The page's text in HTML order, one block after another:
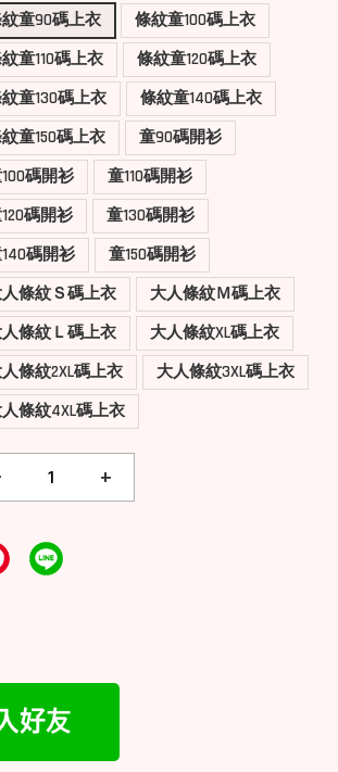
童90碼上衣
條紋童100碼上衣
童110碼上衣
條紋童120碼上衣
童130碼上衣
條紋童140碼上衣
童150碼上衣
童90碼開衫
碼開衫
童110碼開衫
碼開衫
童130碼開衫
碼開衫
童150碼開衫
條紋Ｓ碼上衣
大人條紋Ｍ碼上衣
條紋Ｌ碼上衣
大人條紋XL碼上衣
條紋2XL碼上衣
大人條紋3XL碼上衣
條紋4XL碼上衣
+